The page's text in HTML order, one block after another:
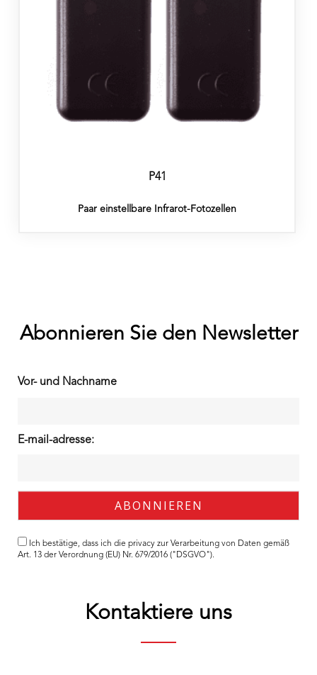
P41
Paar einstellbare Infrarot-Fotozellen
Abonnieren Sie den Newsletter
Vor- und Nachname
E-mail-adresse:
Ich bestätige, dass ich die privacy zur Verarbeitung von Daten gemäß
Art. 13 der Verordnung (EU) Nr. 679/2016 ("DSGVO").
Kontaktiere uns